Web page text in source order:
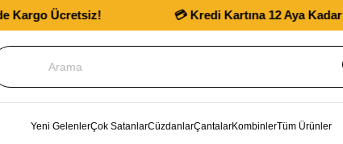
💳 Kredi Kartına 12 Aya Kadar Taksit İmkanı
Yeni GelenlerÇok SatanlarCüzdanlarÇantalarKombinlerTüm Ürünler